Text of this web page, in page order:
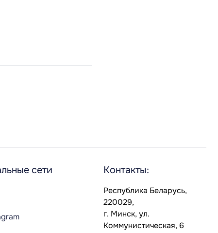
сети Контакты:
Республика Беларусь,
220029,
г. Минск, ул.
Коммунистическая, 6